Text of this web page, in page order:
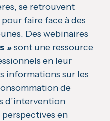
se retrouvent
faire face à des
Des webinaires
»sont une ressource
en leur
informations sur les
de
d’intervention
en